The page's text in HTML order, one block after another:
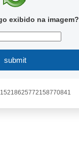
exibido na imagem?
submit
15218625772158770841